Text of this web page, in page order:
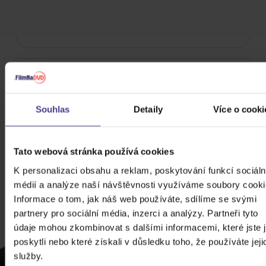
Souhlas Detaily Více o
Tato webová stránka používá cookies
K personalizaci obsahu a reklam, poskytování funkcí
médií a analýze naší návštěvnosti využíváme soubory
Informace o tom, jak náš web používáte, sdílíme se svými
partnery pro sociální média, inzerci a analýzy. Partneři tyto
údaje mohou zkombinovat s dalšími informacemi, které jste
poskytli nebo které získali v důsledku toho, že používáte
služby.
VÍCE
SLEV?
ZADEJTE
E-MAIL.
Přihlaste se k
odběru našeho